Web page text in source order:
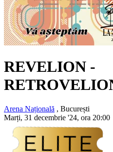
REVELION -
Arena Națională , București
Marți, 31 decembrie '24, ora 20:00